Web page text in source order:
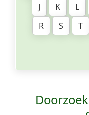
J
K L
R
S T